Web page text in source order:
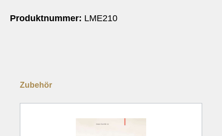
Produktnummer: LME210
Zubehör